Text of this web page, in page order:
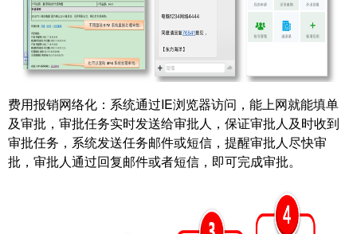
费用报销网络化：系统通过IE浏览器访问，能上网就能填单
及审批，审批任务实时发送给审批人，保证审批人及时收到
审批任务，系统发送任务邮件或短信，提醒审批人尽快审
批，审批人通过回复邮件或者短信，即可完成审批。